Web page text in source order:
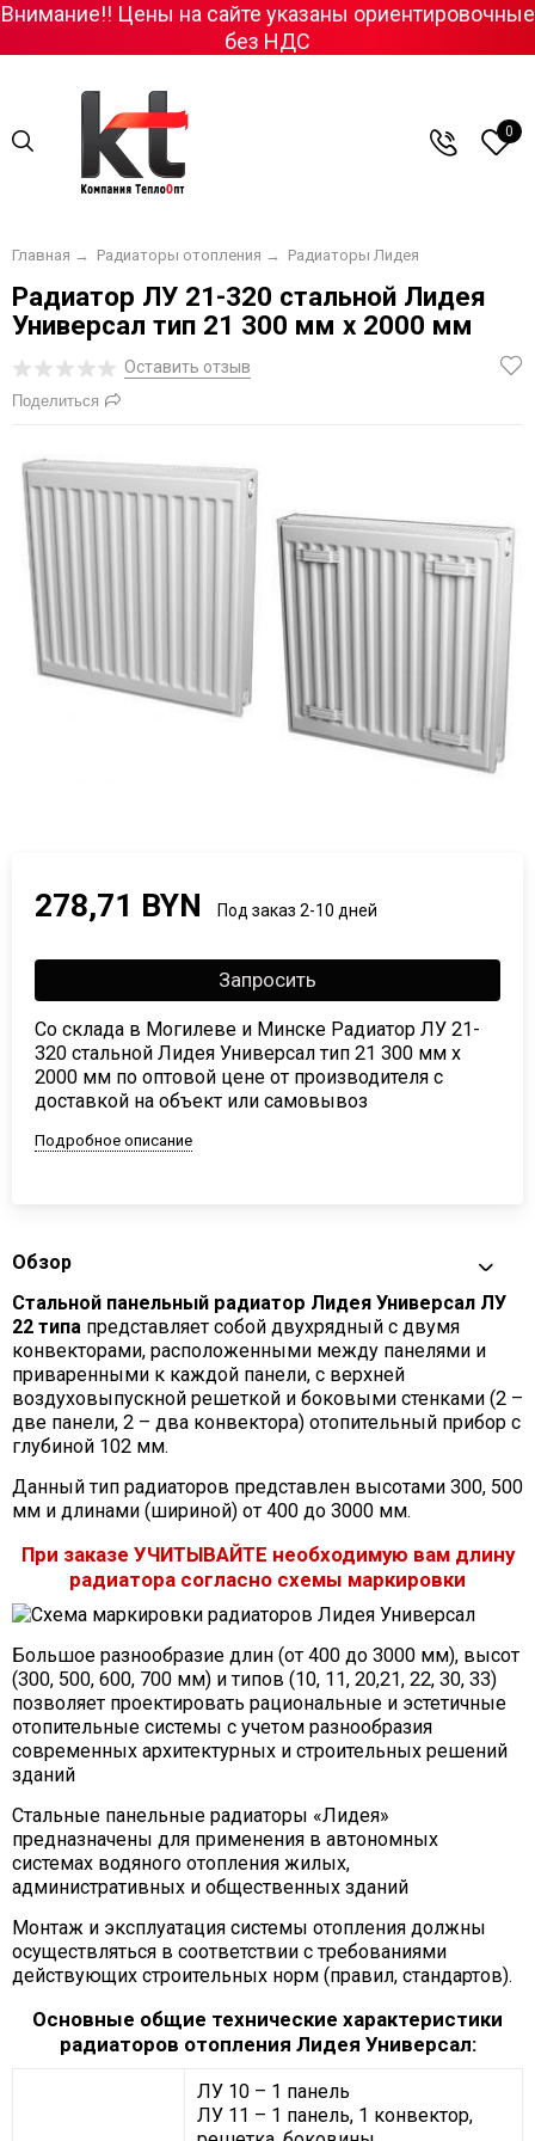
Внимание!! Цены на сайте указаны ориентировочные
без НДС
0
Главная → Радиаторы отопления → Радиаторы Лидея
Радиатор ЛУ 21-320 стальной Лидея
Универсал тип 21 300 мм х 2000 мм
Оставить отзыв
Поделиться
278,71 BYN Под заказ 2-10 дней
Запросить
Со склада в Могилеве и Минске Радиатор ЛУ 21-
320 стальной Лидея Универсал тип 21 300 мм х
2000 мм по оптовой цене от производителя с
доставкой на объект или самовывоз
Подробное описание
Обзор
Стальной панельный радиатор Лидея Универсал ЛУ
22 типа представляет собой двухрядный с двумя
конвекторами, расположенными между панелями и
приваренными к каждой панели, с верхней
воздуховыпускной решеткой и боковыми стенками (2 –
две панели, 2 – два конвектора) отопительный прибор с
глубиной 102 мм.
Данный тип радиаторов представлен высотами 300, 500
мм и длинами (шириной) от 400 до 3000 мм.
При заказе УЧИТЫВАЙТЕ необходимую вам длину
радиатора согласно схемы маркировки
Большое разнообразие длин (от 400 до 3000 мм), высот
(300, 500, 600, 700 мм) и типов (10, 11, 20,21, 22, 30, 33)
позволяет проектировать рациональные и эстетичные
отопительные системы с учетом разнообразия
современных архитектурных и строительных решений
зданий
Стальные панельные радиаторы «Лидея»
предназначены для применения в автономных
системах водяного отопления жилых,
административных и общественных зданий
Монтаж и эксплуатация системы отопления должны
осуществляться в соответствии с требованиями
действующих строительных норм (правил, стандартов).
Основные общие технические характеристики
радиаторов отопления Лидея Универсал:
ЛУ 10 – 1 панель
ЛУ 11 – 1 панель, 1 конвектор,